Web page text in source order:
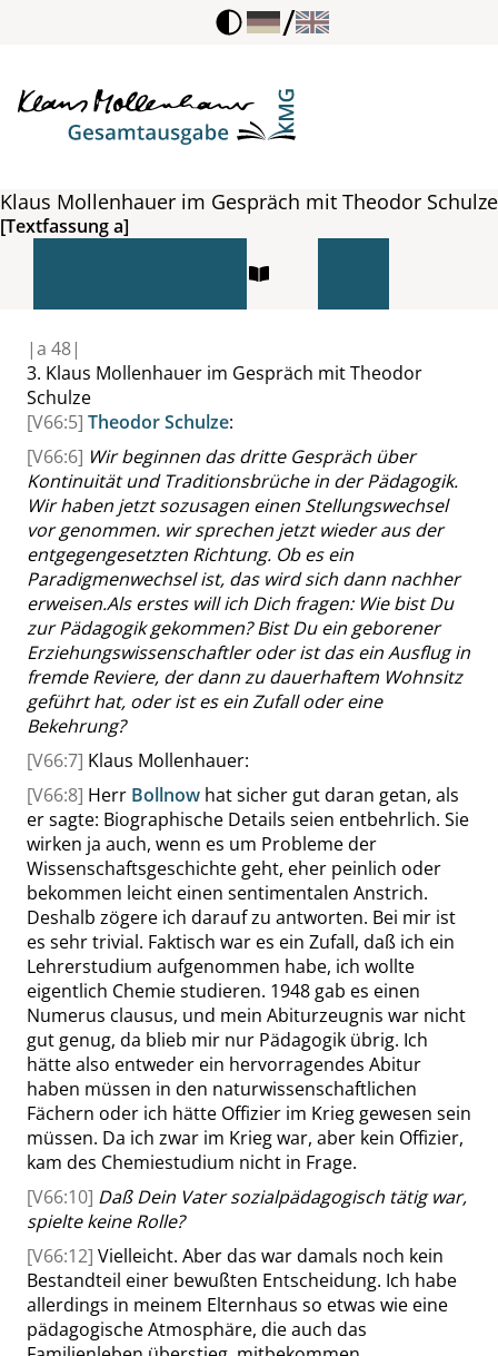
/
Klaus Mollenhauer im Gespräch mit Theodor Schulze
[Textfassung a]
|a 48|
3. Klaus Mollenhauer im Gespräch mit Theodor
Schulze
[V66:5] Theodor Schulze:
[V66:6] Wir beginnen das dritte Gespräch über
Kontinuität und Traditionsbrüche in der Pädagogik.
Wir haben jetzt sozusagen einen Stellungswechsel
vor genommen. wir sprechen jetzt wieder aus der
entgegengesetzten Richtung. Ob es ein
Paradigmenwechsel ist, das wird sich dann nachher
erweisen.Als erstes will ich Dich fragen: Wie bist Du
zur Pädagogik gekommen? Bist Du ein geborener
Erziehungswissenschaftleroder ist das ein Ausflug in
fremde Reviere, der dann zu dauerhaftem Wohnsitz
geführt hat, oder ist es ein Zufall oder eine
Bekehrung?
[V66:7] Klaus Mollenhauer:
[V66:8] Herr Bollnow hat sicher gut daran getan, als
er sagte: Biographische Details seien entbehrlich. Sie
wirken ja auch, wenn es um Probleme der
Wissenschaftsgeschichte geht, eher peinlich oder
bekommen leicht einen sentimentalen Anstrich.
Deshalb zögere ich darauf zu antworten. Bei mir ist
es sehr trivial. Faktisch war es ein Zufall, daß ich ein
Lehrerstudium aufgenommen habe, ich wollte
eigentlich Chemie studieren. 1948 gab es einen
Numerus clausus, und mein Abiturzeugnis war nicht
gut genug, da blieb mir nur Pädagogik übrig. Ich
hätte also entweder ein hervorragendes Abitur
haben müssen in den naturwissenschaftlichen
Fächern oder ich hätte Offizier im Krieg gewesen sein
müssen. Da ich zwar im Krieg war, aber kein Offizier,
kam des Chemiestudium nicht in Frage.
[V66:10] Daß Dein Vater sozialpädagogisch tätig war,
spieltekeine Rolle?
[V66:12] Vielleicht. Aber das war damals noch kein
Bestandteil einer bewußten Entscheidung. Ich habe
allerdings in meinem Elternhaus so etwas wie eine
pädagogische Atmosphäre, die auch das